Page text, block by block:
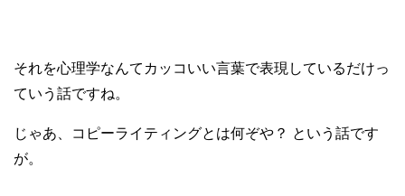
それを心理学なんてカッコいい言葉で表現しているだけっ
ていう話ですね。
じゃあ、コピーライティングとは何ぞや？ という話です
が。